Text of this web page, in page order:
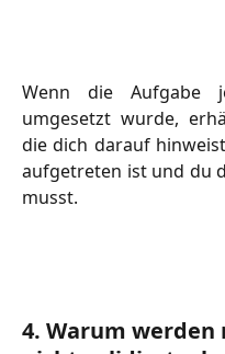
Wenn die Aufgabe
umgesetzt wurde,
die dich darauf
aufgetreten ist und du
musst.
4. Warum werden